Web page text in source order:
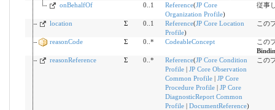
onBehalfOf 0..1 Reference(JP Core
Organization Profile)
従事
location Σ 0..1 Reference(JP Core Location
Profile)
この
reasonCode Σ 0..* CodeableConcept
この
reasonReference
Σ 0..* Reference(JP Core Condition
Profile| JP Core Observation
Common Profile| JP Core
Procedure Profile| JP Core
DiagnosticReport Common
Profile| DocumentReference)
この